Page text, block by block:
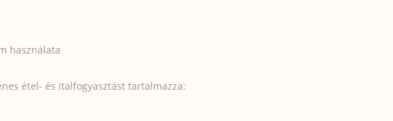
használata
étel- és italfogyasztást tartalmazza: